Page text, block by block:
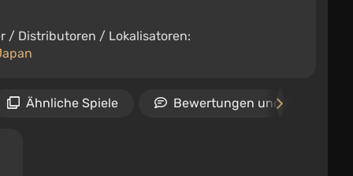
/ Distributoren / Lokalisatoren:
Ähnliche Spiele Bewertungen und